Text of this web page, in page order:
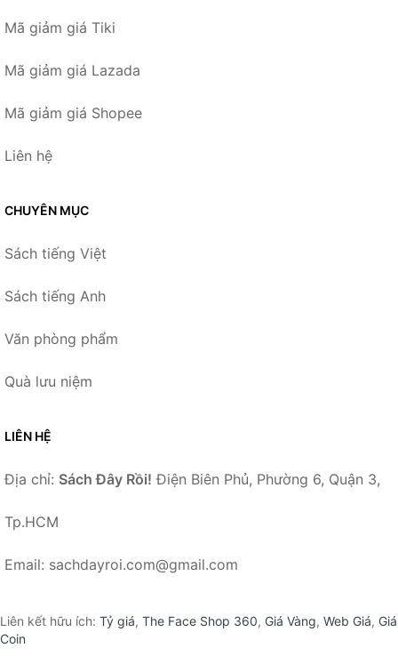
Mã giảm giá Tiki
Mã giảm giá Lazada
Mã giảm giá Shopee
Liên hệ
CHUYÊN MỤC
Sách tiếng Việt
Sách tiếng Anh
Văn phòng phẩm
Quà lưu niệm
LIÊN HỆ
Địa chỉ: Sách Đây Rồi! Điện Biên Phủ, Phường 6, Quận 3,
Tp.HCM
Email: sachdayroi.com@gmail.com
Liên kết hữu ích: Tỷ giá, The Face Shop 360, Giá Vàng, Web Giá, Giá
Coin